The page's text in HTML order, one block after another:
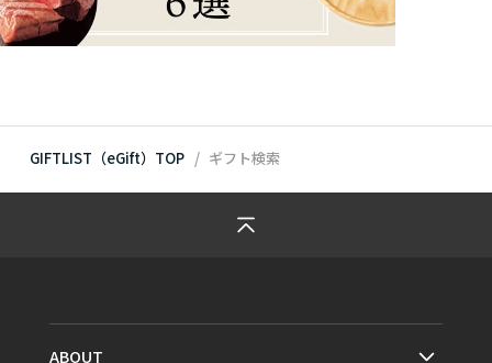
GIFTLIST（eGift）TOP ギフト検索
ABOUT